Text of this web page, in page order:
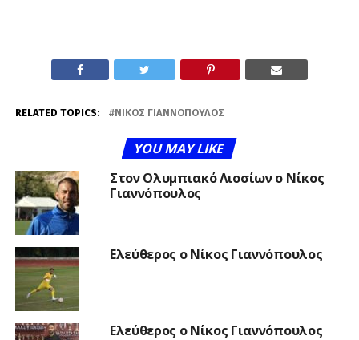
RELATED TOPICS: ΝΙΚΟΣ ΓΙΑΝΝΌΠΟΥΛΟΣ
YOU MAY LIKE
Στον Ολυμπιακό Λιοσίων ο Νίκος
Γιαννόπουλος
Ελεύθερος ο Νίκος Γιαννόπουλος
Ελεύθερος ο Νίκος Γιαννόπουλος